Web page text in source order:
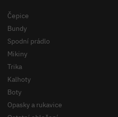
Čepice
Bundy
Spodní prádlo
Mikiny
Trika
Kalhoty
Boty
Opasky a rukavice